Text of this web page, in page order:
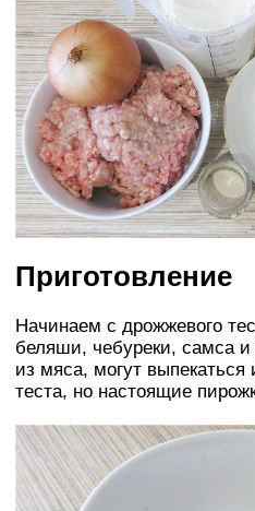
Приготовление
Начинаем с дрожжевого
беляши, чебуреки, самса и
из мяса, могут выпекаться
теста, но настоящие